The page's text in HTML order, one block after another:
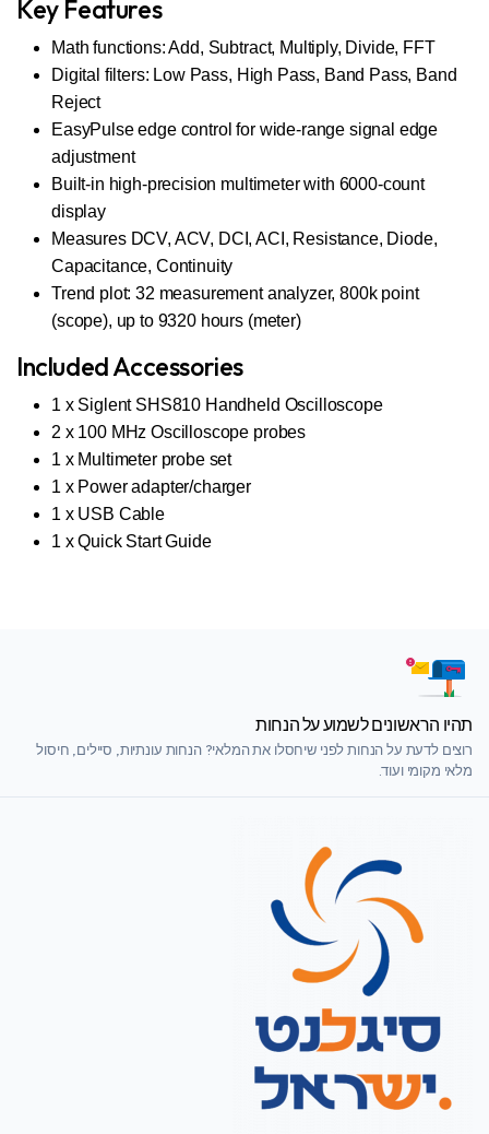
Key Features
Math functions: Add, Subtract, Multiply, Divide, FFT
Digital filters: Low Pass, High Pass, Band Pass, Band
Reject
EasyPulse edge control for wide-range signal edge
adjustment
Built-in high-precision multimeter with 6000-count
display
Measures DCV, ACV, DCI, ACI, Resistance, Diode,
Capacitance, Continuity
Trend plot: 32 measurement analyzer, 800k point
(scope), up to 9320 hours (meter)
Included Accessories
1 x Siglent SHS810 Handheld Oscilloscope
2 x 100 MHz Oscilloscope probes
1 x Multimeter probe set
1 x Power adapter/charger
1 x USB Cable
1 x Quick Start Guide
תהיו הראשונים לשמוע על הנחות
רוצים לדעת על הנחות לפני שיחסלו את המלאי? הנחות עונתיות, סיילים, חיסול
מלאי מקומי ועוד.